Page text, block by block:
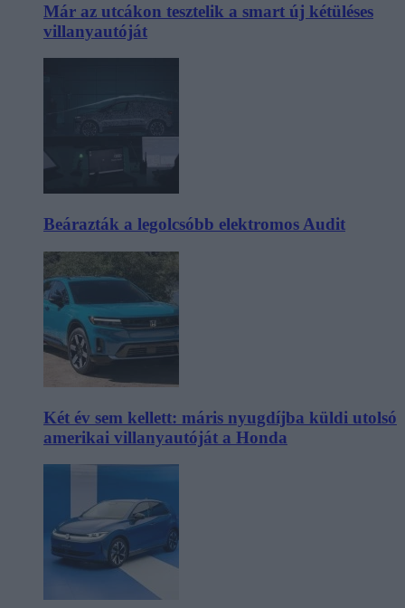
Már az utcákon tesztelik a smart új kétüléses
villanyautóját
Beárazták a legolcsóbb elektromos Audit
Két év sem kellett: máris nyugdíjba küldi utolsó
amerikai villanyautóját a Honda